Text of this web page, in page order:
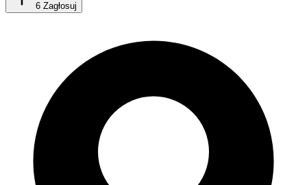
6 Zagłosuj